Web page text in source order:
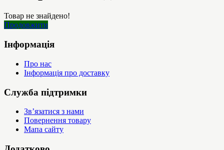
Товар не знайдено!
Продовжити
Інформація
Про нас
Інформація про доставку
Служба підтримки
Зв’язатися з нами
Повернення товару
Мапа сайту